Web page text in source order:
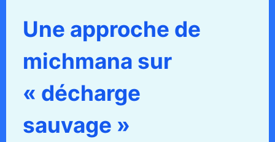
Une approche de
michmana sur
« décharge
sauvage »